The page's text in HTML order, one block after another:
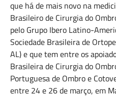
que há de mais novo na
Brasileiro de Cirurgia do
pelo Grupo Ibero Latino-
Sociedade Brasileira de
AL) e que tem entre os
Brasileira de Cirurgia do
Portuguesa de Ombro e
entre 24 e 26 de março, em